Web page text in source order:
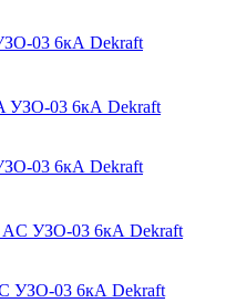
03 6кА Dekraft
03 6кА Dekraft
УЗО-03 6кА Dekraft